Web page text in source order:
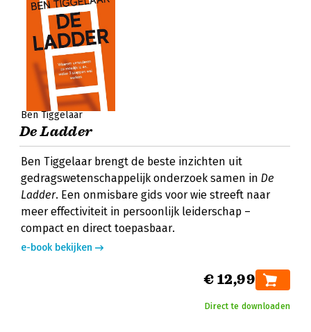
Ben Tiggelaar
De Ladder
Ben Tiggelaar brengt de beste inzichten uit
gedragswetenschappelijk onderzoek samen in De
Ladder. Een onmisbare gids voor wie streeft naar
meer effectiviteit in persoonlijk leiderschap –
compact en direct toepasbaar.
e-book bekijken
€ 12,99
Direct te downloaden